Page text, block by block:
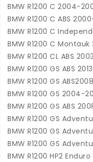
BMW R1200 C 2004-
BMW R1200 C ABS
BMW R1200 C
BMW R1200 C
BMW R1200 CL ABS
BMW R1200 GS ABS
BMW R1200 GS
BMW R1200 GS 2004-
BMW R1200 GS ABS
BMW R1200 GS
BMW R1200 GS
BMW R1200 GS
BMW R1200 HP2